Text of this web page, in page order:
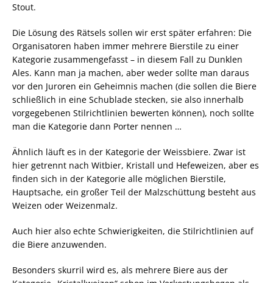
Stout.
Die Lösung des Rätsels sollen wir erst später erfahren: Die
Organisatoren haben immer mehrere Bierstile zu einer
Kategorie zusammengefasst – in diesem Fall zu Dunklen
Ales. Kann man ja machen, aber weder sollte man daraus
vor den Juroren ein Geheimnis machen (die sollen die Biere
schließlich in eine Schublade stecken, sie also innerhalb
vorgegebenen Stilrichtlinien bewerten können), noch sollte
man die Kategorie dann Porter nennen …
Ähnlich läuft es in der Kategorie der Weissbiere. Zwar ist
hier getrennt nach Witbier, Kristall und Hefeweizen, aber es
finden sich in der Kategorie alle möglichen Bierstile,
Hauptsache, ein großer Teil der Malzschüttung besteht aus
Weizen oder Weizenmalz.
Auch hier also echte Schwierigkeiten, die Stilrichtlinien auf
die Biere anzuwenden.
Besonders skurril wird es, als mehrere Biere aus der